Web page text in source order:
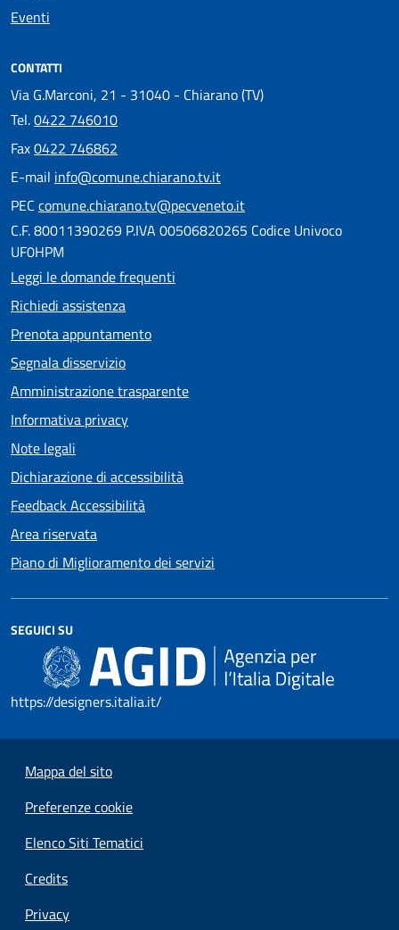
Eventi
CONTATTI
Via G.Marconi, 21 - 31040 - Chiarano (TV)
Tel.0422 746010
Fax0422 746862
E-mail info@comune.chiarano.tv.it
PEC comune.chiarano.tv@pecveneto.it
C.F. 80011390269 P.IVA 00506820265 Codice Univoco
UF0HPM
Leggi le domande frequenti
Richiedi assistenza
Prenota appuntamento
Segnala disservizio
Amministrazione trasparente
Informativa privacy
Note legali
Dichiarazione di accessibilità
Feedback Accessibilità
Area riservata
Piano di Miglioramento dei servizi
SEGUICI SU
https://designers.italia.it/
Mappa del sito
Preferenze cookie
Elenco Siti Tematici
Credits
Privacy